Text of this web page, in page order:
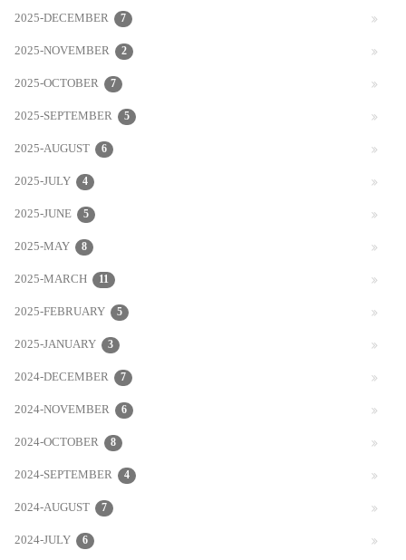
2025-DECEMBER 7
2025-NOVEMBER 2
2025-OCTOBER 7
2025-SEPTEMBER 5
2025-AUGUST 6
2025-JULY 4
2025-JUNE 5
2025-MAY 8
2025-MARCH 11
2025-FEBRUARY 5
2025-JANUARY 3
2024-DECEMBER 7
2024-NOVEMBER 6
2024-OCTOBER 8
2024-SEPTEMBER 4
2024-AUGUST 7
2024-JULY 6